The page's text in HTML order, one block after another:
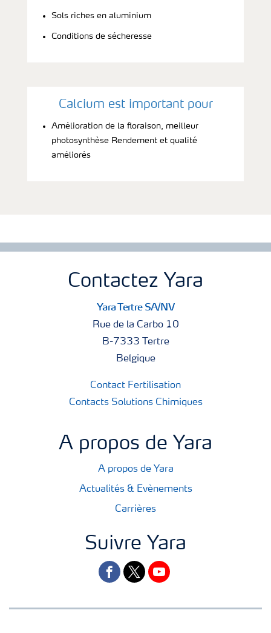
Sols riches en aluminium
Conditions de sécheresse
Calcium est important pour
Amélioration de la floraison, meilleur
photosynthèse Rendement et qualité
améliorés
Contactez Yara
Yara Tertre SA/NV
Rue de la Carbo 10
B-7333 Tertre
Belgique
Contact Fertilisation
Contacts Solutions Chimiques
A propos de Yara
A propos de Yara
Actualités & Evènements
Carrières
Suivre Yara
facebooktwitteryoutube